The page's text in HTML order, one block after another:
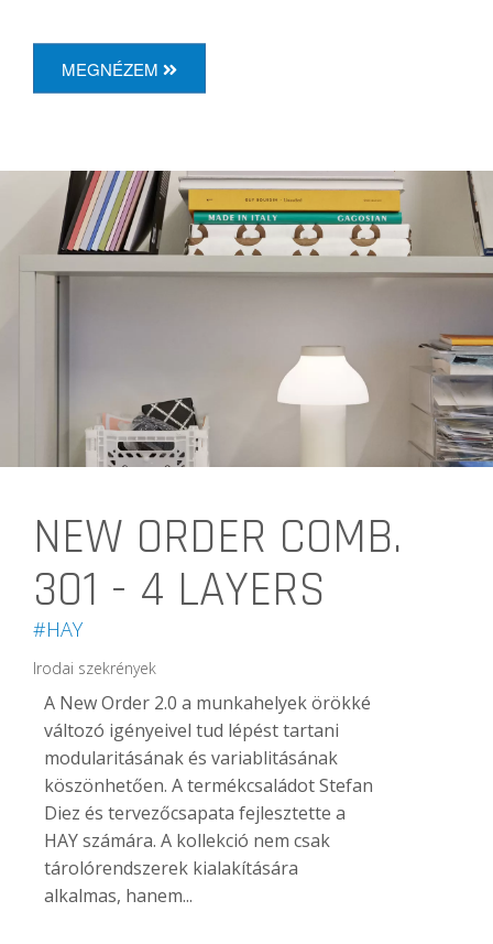
MEGNÉZEM
NEW ORDER COMB.
301 - 4 LAYERS
#HAY
Irodai szekrények
A New Order 2.0 a munkahelyek örökké
változó igényeivel tud lépést tartani
modularitásának és variablitásának
köszönhetően. A termékcsaládot Stefan
Diez és tervezőcsapata fejlesztette a
HAY számára. A kollekció nem csak
tárolórendszerek kialakítására
alkalmas, hanem...